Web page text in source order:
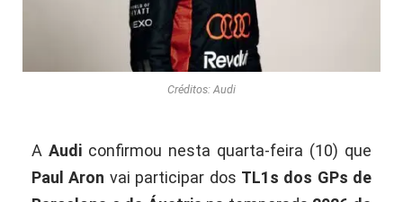
Créditos: Audi
A Audi confirmou nesta quarta-feira (10) que
Paul Aron vai participar dos TL1s dos GPs de